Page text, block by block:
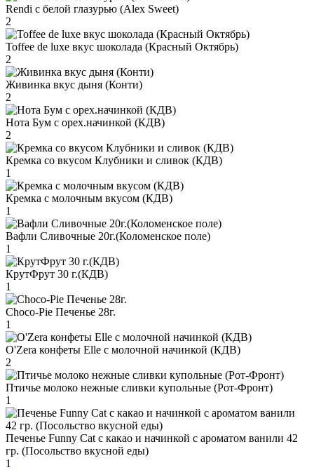
Rendi с белой глазурью (Alex Sweet)
2
Toffee de luxe вкус шоколада (Красный Октябрь)
2
Живинка вкус дыня (Конти)
2
Нота Бум с орех.начинкой (КДВ)
2
Кремка со вкусом Клубники и сливок (КДВ)
1
Кремка с молочным вкусом (КДВ)
1
Вафли Сливочные 20г.(Коломенское поле)
1
КрутФрут 30 г.(КДВ)
1
Choco-Pie Печенье 28г.
1
O'Zera конфеты Elle с молочной начинкой (КДВ)
2
Птичье молоко нежные сливки купольные (Рот-Фронт)
1
Печенье Funny Сat с какао и начинкой с ароматом ванили 42
гр. (Посольство вкусной еды)
1